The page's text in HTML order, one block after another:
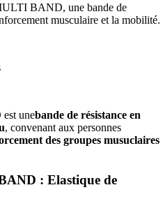
BAND, une bande de
musculaire et la mobilité.
unebande de résistance en
, convenant aux personnes
des groupes musuclaires
: Elastique de